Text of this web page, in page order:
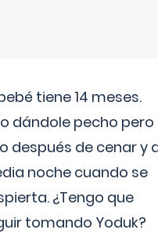
tiene 14 meses.
dándole pecho pero
después de cenar y
noche cuando se
¿Tengo que
tomando Yoduk?